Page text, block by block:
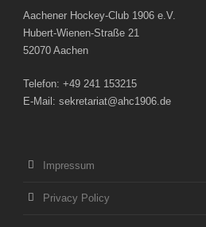
Aachener Hockey-Club 1906 e.V.
Hubert-Wienen-Straße 21
52070 Aachen
Telefon: +49 241 153215
E-Mail: sekretariat@ahc1906.de
Impressum
Privacy Policy